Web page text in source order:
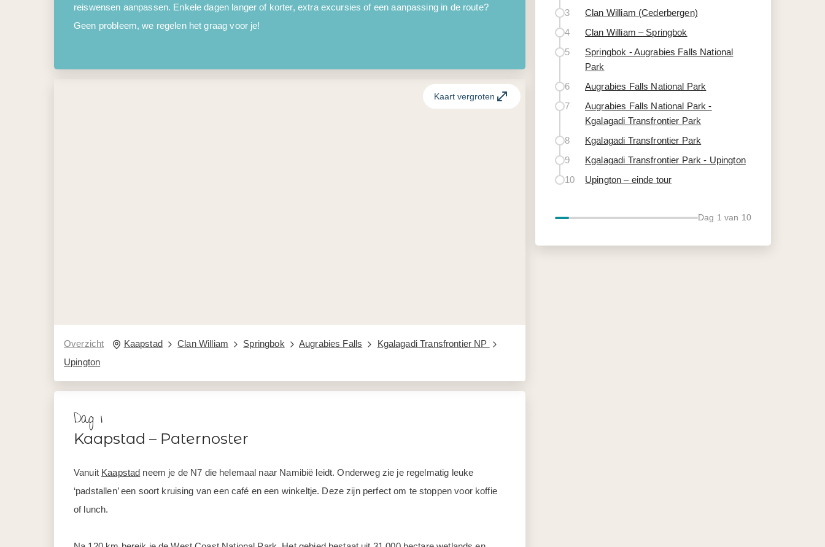
reiswensen aanpassen. Enkele dagen langer of korter, extra excursies of een aanpassing in de route?
Geen probleem, we regelen het graag voor je!
Overzicht Kaapstad Clan William Springbok Augrabies Falls
Kgalagadi Transfrontier NP
Upington
Kaart vergroten
3
Clan William (Cederbergen)
4
Clan William – Springbok
5
Springbok - Augrabies Falls National
Park
6
Augrabies Falls National Park
7
Augrabies Falls National Park -
Kgalagadi Transfrontier Park
8
Kgalagadi Transfrontier Park
9
Kgalagadi Transfrontier Park - Upington
10
Upington – einde tour
Dag 1 van 10
Dag 1
Kaapstad – Paternoster
Vanuit Kaapstad neem je de N7 die helemaal naar Namibië leidt. Onderweg zie je regelmatig leuke
‘padstallen’ een soort kruising van een café en een winkeltje. Deze zijn perfect om te stoppen voor koffie
of lunch.